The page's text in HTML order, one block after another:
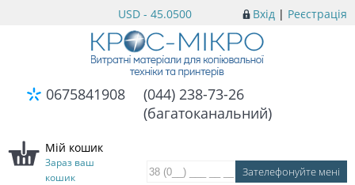
Вхід | Реєстрація
USD - 45.0500
0675841908
(044) 238-73-26
(багатоканальний)
Мій кошик
Зараз ваш
кошик